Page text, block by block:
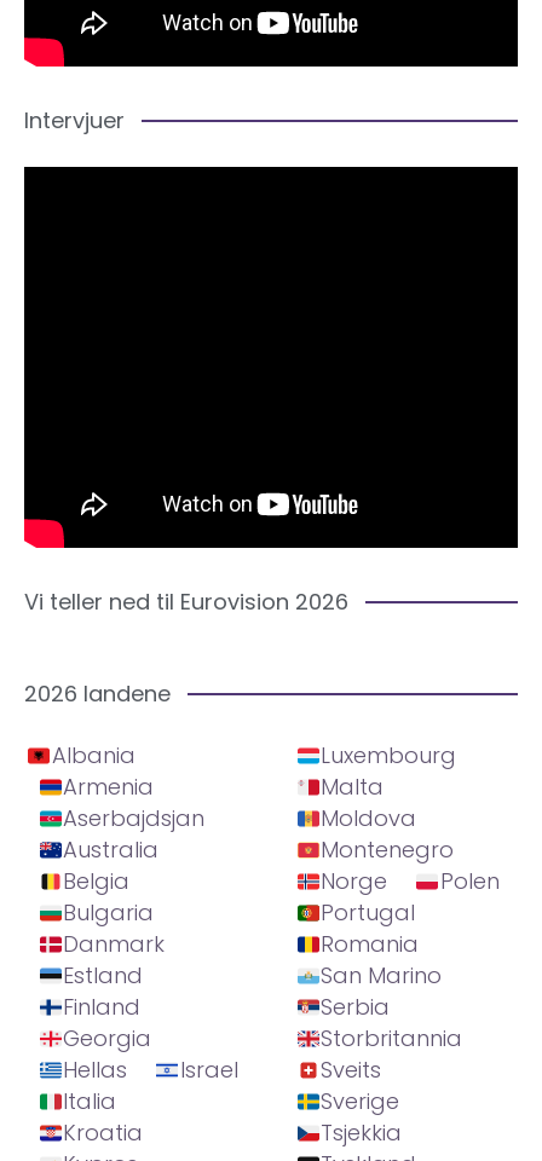
Intervjuer
Vi teller ned til Eurovision 2026
2026 landene
Albania
Armenia
Aserbajdsjan
Australia
Belgia
Bulgaria
Danmark
Estland
Finland
Georgia
Hellas
Israel
Italia
Kroatia
Luxembourg
Malta
Moldova
Montenegro
Norge
Polen
Portugal
Romania
San Marino
Serbia
Storbritannia
Sveits
Sverige
Tsjekkia